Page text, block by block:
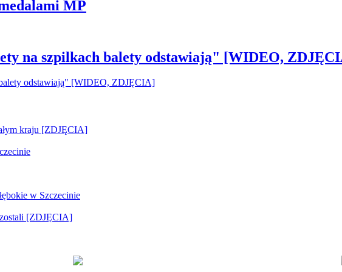
MP
na szpilkach balety odstawiają" [WIDEO,
kraju [ZDJĘCIA]
w Szczecinie
[ZDJĘCIA]